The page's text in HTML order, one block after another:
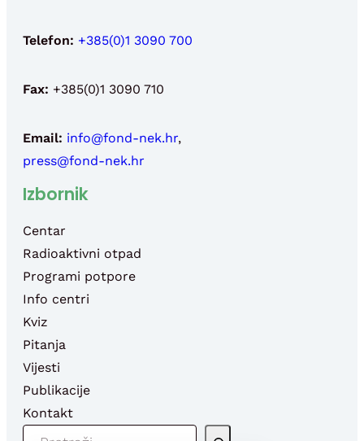
Telefon: +385(0)1 3090 700
Fax: +385(0)1 3090 710
Email: info@fond-nek.hr,
press@fond-nek.hr
Izbornik
Centar
Radioaktivni otpad
Programi potpore
Info centri
Kviz
Pitanja
Vijesti
Publikacije
Kontakt